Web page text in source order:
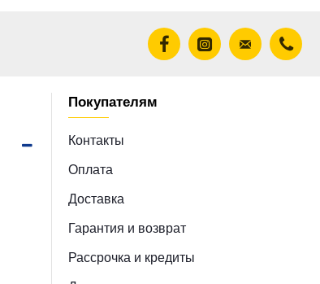
Покупателям
Контакты
Оплата
Доставка
Гарантия и возврат
Рассрочка и кредиты